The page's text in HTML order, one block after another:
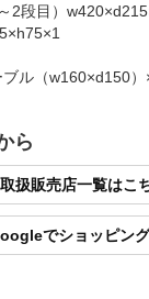
2段目）
ル（w160×d150）
ら
取扱販売店一覧はこ
でショッピン